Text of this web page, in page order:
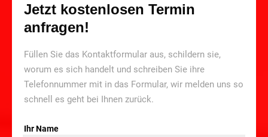
Jetzt kostenlosen Termin
anfragen!
Füllen Sie das Kontaktformular aus, schildern sie,
worum es sich handelt und schreiben Sie ihre
Telefonnummer mit in das Formular, wir melden uns so
schnell es geht bei Ihnen zurück.
Ihr Name